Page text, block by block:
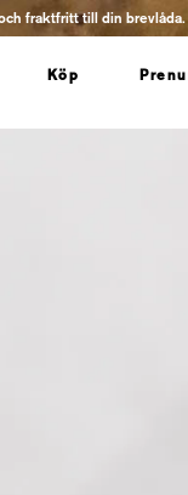
fraktfritt till din brevlåda.
Köp